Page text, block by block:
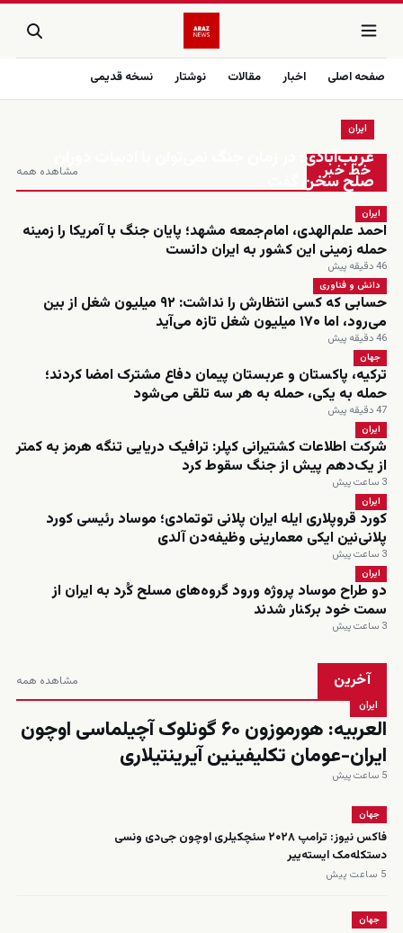
صفحه اصلی اخبار مقالات نوشتار نسخه قدیمی
زنده
خط خبر مشاهده همه
ایران
غریب‌آبادی: در زمان جنگ نمی‌توان با ادبیات دوران
صلح سخن گفت
ایران
احمد علم‌الهدی، امام‌جمعه مشهد؛ پایان جنگ با آمریکا را زمینه
حمله زمینی این کشور به ایران دانست
46 دقیقه پیش
دانش و فناوری
حسابی که کسی انتظارش را نداشت: ۹۲ میلیون شغل از بین
می‌رود، اما ۱۷۰ میلیون شغل تازه می‌آید
46 دقیقه پیش
جهان
ترکیه، پاکستان و عربستان پیمان دفاع مشترک امضا کردند؛
حمله به یکی، حمله به هر سه تلقی می‌شود
47 دقیقه پیش
ایران
شرکت اطلاعات کشتیرانی کپلر: ترافیک دریایی تنگه هرمز به کمتر
از یک‌دهم پیش از جنگ سقوط کرد
3 ساعت پیش
ایران
کورد قروپلاری ایله ایران پلانی توتمادی؛ موساد رئیسی کورد
پلانی‌نین ایکی معمارینی وظیفه‌دن آلدی
3 ساعت پیش
ایران
دو طراح موساد پروژه ورود گروه‌های مسلح کُرد به ایران از
سمت خود برکنار شدند
3 ساعت پیش
آخرین مشاهده همه
ایران
العربیه: هورموزون ۶۰ گونلوک آچیلماسی اوچون
ایران-عومان تکلیفینین آیرینتیلاری
5 ساعت پیش
جهان
فاکس نیوز: ترامپ ۲۰۲۸ سئچکیلری اوچون جی‌دی ونسی
دستکله‌مک ایسته‌ییر
5 ساعت پیش
جهان